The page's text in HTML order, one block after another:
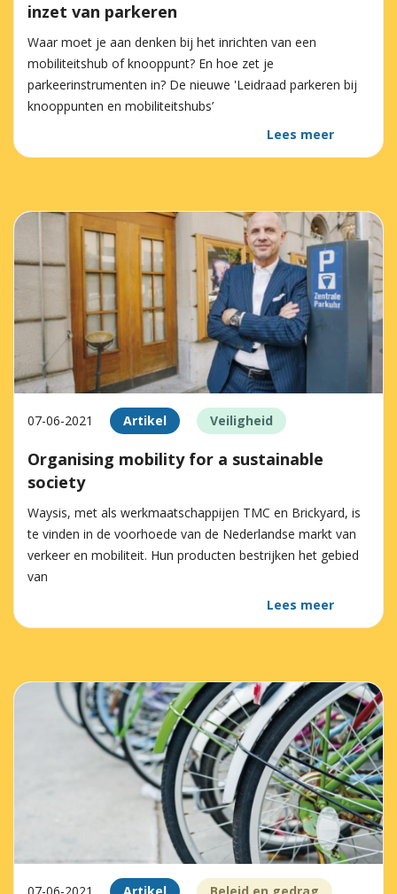
inzet van parkeren
Waar moet je aan denken bij het inrichten van een
mobiliteitshub of knooppunt? En hoe zet je
parkeerinstrumenten in? De nieuwe 'Leidraad parkeren bij
knooppunten en mobiliteitshubs’
Lees meer
07-06-2021 Artikel Veiligheid
Organising mobility for a sustainable
society
Waysis, met als werkmaatschappijen TMC en Brickyard, is
te vinden in de voorhoede van de Nederlandse markt van
verkeer en mobiliteit. Hun producten bestrijken het gebied
van
Lees meer